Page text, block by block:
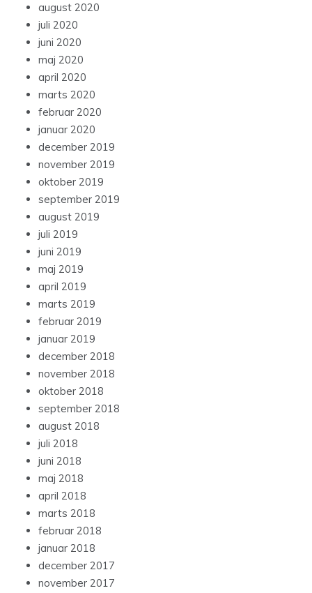
august 2020
juli 2020
juni 2020
maj 2020
april 2020
marts 2020
februar 2020
januar 2020
december 2019
november 2019
oktober 2019
september 2019
august 2019
juli 2019
juni 2019
maj 2019
april 2019
marts 2019
februar 2019
januar 2019
december 2018
november 2018
oktober 2018
september 2018
august 2018
juli 2018
juni 2018
maj 2018
april 2018
marts 2018
februar 2018
januar 2018
december 2017
november 2017